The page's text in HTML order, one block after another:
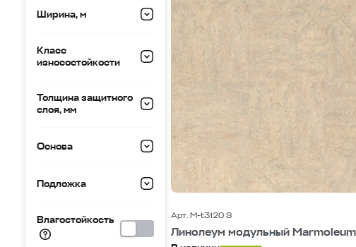
Ширина, м
Класс
износостойкости
Толщина защитного
слоя, мм
Основа
Подложка
Влагостойкость Арт. M-t3120 S
Линолеум модульный